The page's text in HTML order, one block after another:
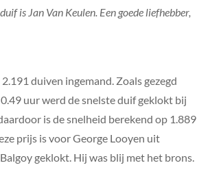
is Jan Van Keulen. Een goede liefhebber,
duiven ingemand. Zoals gezegd
uur werd de snelste duif geklokt bij
is de snelheid berekend op 1.889
prijs is voor George Looyen uit
geklokt. Hij was blij met het brons.